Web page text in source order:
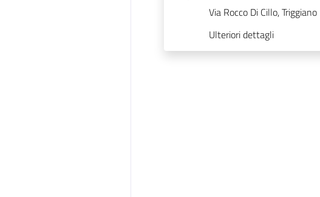
Via Rocco Di Cillo, Triggiano
Ulteriori dettagli